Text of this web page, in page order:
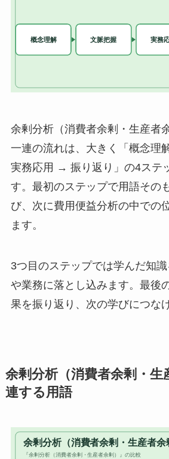
余剰分析（消費者余剰・生産者
一連の流れは、大きく「概念
実務応用 → 振り返り」の4ステ
す。最初のステップで用語その
び、次に費用便益分析の中での
ます。
3つ目のステップでは学んだ知
や業務に落とし込みます。最後
果を振り返り、次の学びにつな
余剰分析（消費者余剰・生
連する用語